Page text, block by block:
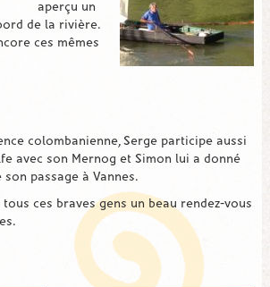
aperçu un
de la rivière.
ces mêmes
colombanienne, Serge participe aussi
avec son Mernog et Simon lui a donné
passage à Vannes.
ces braves gens un beau rendez-vous